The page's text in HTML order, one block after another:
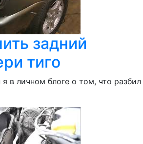
задний
тиго
в личном блоге о том, что разбил